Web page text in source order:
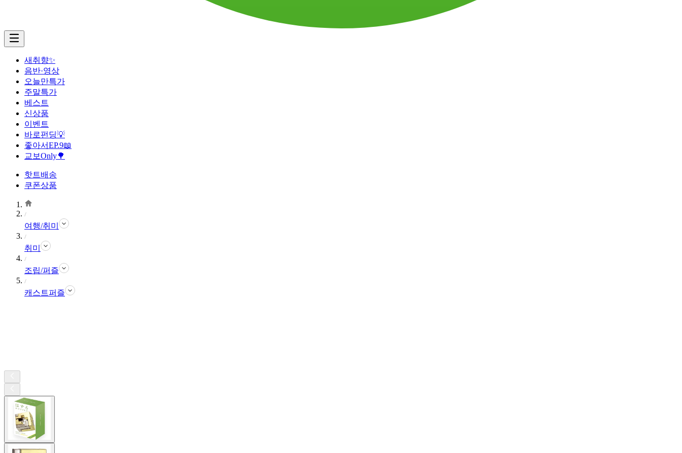
새취향✨
음반·영상
오늘만특가
주말특가
베스트
신상품
이벤트
바로펀딩💡
좋아서EP.9📖
교보Only🌳
핫트배송
쿠폰상품
여행/취미
취미
조립/퍼즐
캐스트퍼즐